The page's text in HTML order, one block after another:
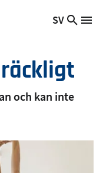
Växla
språk:
SV
Sök
och kan inte